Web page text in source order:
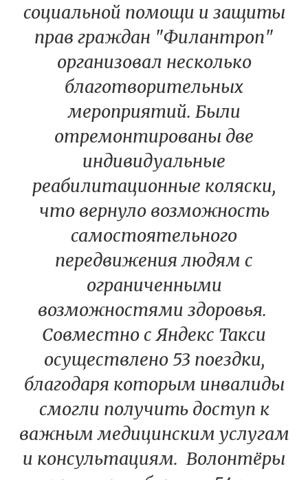
социальной помощи и защиты
прав граждан "Филантроп"
организовал несколько
благотворительных
мероприятий. Были
отремонтированы две
индивидуальные
реабилитационные коляски,
что вернуло возможность
самостоятельного
передвижения людям с
ограниченными
возможностями здоровья.
Совместно с Яндекс Такси
осуществлено 53 поездки,
благодаря которым инвалиды
смогли получить доступ к
важным медицинским услугам
и консультациям. Волонтёры